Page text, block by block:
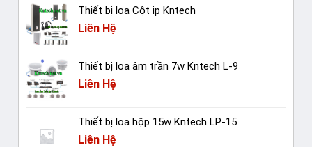
Thiết bị loa Cột ip Kntech
Liên Hệ
Thiết bị loa âm trần 7w Kntech L-9
Liên Hệ
Thiết bị loa hộp 15w Kntech LP-15
Liên Hệ